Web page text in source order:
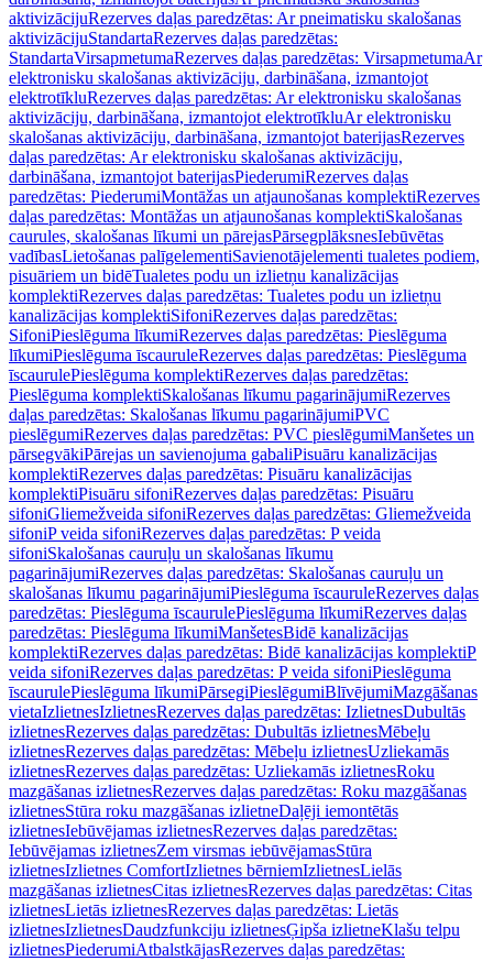
aktivizācijuRezerves daļas paredzētas: Ar pneimatisku skalošanas
aktivizācijuStandartaRezerves daļas paredzētas:
StandartaVirsapmetumaRezerves daļas paredzētas: VirsapmetumaAr
elektronisku skalošanas aktivizāciju, darbināšana, izmantojot
elektrotīkluRezerves daļas paredzētas: Ar elektronisku skalošanas
aktivizāciju, darbināšana, izmantojot elektrotīkluAr elektronisku
skalošanas aktivizāciju, darbināšana, izmantojot baterijasRezerves
daļas paredzētas: Ar elektronisku skalošanas aktivizāciju,
darbināšana, izmantojot baterijasPiederumiRezerves daļas
paredzētas: PiederumiMontāžas un atjaunošanas komplektiRezerves
daļas paredzētas: Montāžas un atjaunošanas komplektiSkalošanas
caurules, skalošanas līkumi un pārejasPārsegplāksnesIebūvētas
vadībasLietošanas palīgelementiSavienotājelementi tualetes podiem,
pisuāriem un bidēTualetes podu un izlietņu kanalizācijas
komplektiRezerves daļas paredzētas: Tualetes podu un izlietņu
kanalizācijas komplektiSifoniRezerves daļas paredzētas:
SifoniPieslēguma līkumiRezerves daļas paredzētas: Pieslēguma
līkumiPieslēguma īscauruleRezerves daļas paredzētas: Pieslēguma
īscaurulePieslēguma komplektiRezerves daļas paredzētas:
Pieslēguma komplektiSkalošanas līkumu pagarinājumiRezerves
daļas paredzētas: Skalošanas līkumu pagarinājumiPVC
pieslēgumiRezerves daļas paredzētas: PVC pieslēgumiManšetes un
pārsegvākiPārejas un savienojuma gabaliPisuāru kanalizācijas
komplektiRezerves daļas paredzētas: Pisuāru kanalizācijas
komplektiPisuāru sifoniRezerves daļas paredzētas: Pisuāru
sifoniGliemežveida sifoniRezerves daļas paredzētas: Gliemežveida
sifoniP veida sifoniRezerves daļas paredzētas: P veida
sifoniSkalošanas cauruļu un skalošanas līkumu
pagarinājumiRezerves daļas paredzētas: Skalošanas cauruļu un
skalošanas līkumu pagarinājumiPieslēguma īscauruleRezerves daļas
paredzētas: Pieslēguma īscaurulePieslēguma līkumiRezerves daļas
paredzētas: Pieslēguma līkumiManšetesBidē kanalizācijas
komplektiRezerves daļas paredzētas: Bidē kanalizācijas komplektiP
veida sifoniRezerves daļas paredzētas: P veida sifoniPieslēguma
īscaurulePieslēguma līkumiPārsegiPieslēgumiBlīvējumiMazgāšanas
vietaIzlietnesIzlietnesRezerves daļas paredzētas: IzlietnesDubultās
izlietnesRezerves daļas paredzētas: Dubultās izlietnesMēbeļu
izlietnesRezerves daļas paredzētas: Mēbeļu izlietnesUzliekamās
izlietnesRezerves daļas paredzētas: Uzliekamās izlietnesRoku
mazgāšanas izlietnesRezerves daļas paredzētas: Roku mazgāšanas
izlietnesStūra roku mazgāšanas izlietneDaļēji iemontētās
izlietnesIebūvējamas izlietnesRezerves daļas paredzētas:
Iebūvējamas izlietnesZem virsmas iebūvējamasStūra
izlietnesIzlietnes ComfortIzlietnes bērniemIzlietnesLielās
mazgāšanas izlietnesCitas izlietnesRezerves daļas paredzētas: Citas
izlietnesLietās izlietnesRezerves daļas paredzētas: Lietās
izlietnesIzlietnesDaudzfunkciju izlietnesĢipša izlietneKlašu telpu
izlietnesPiederumiAtbalstkājasRezerves daļas paredzētas: